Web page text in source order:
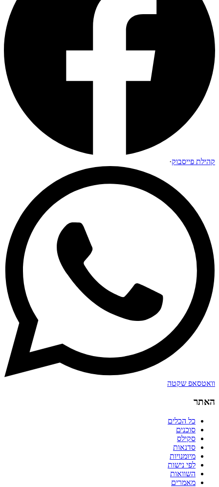
קהילת פייסבוק·
וואטסאפ שקטה
האתר
כל הכלים
סוכנים
סקילס
סדנאות
מיומנויות
לפי נישות
השוואות
מאמרים